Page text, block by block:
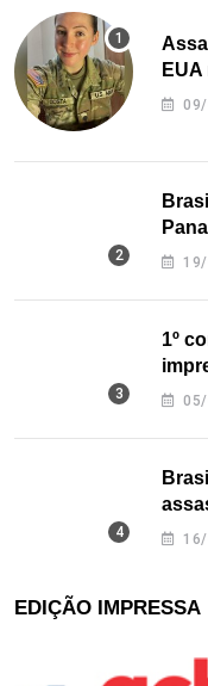
nos
1º
EDIÇÃO IMPRESSA